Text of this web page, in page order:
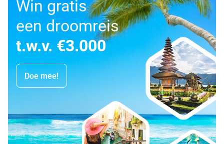
Win gratis
een droomreis
t.w.v. €3.000
Doe mee!